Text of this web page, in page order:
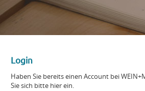
Login
Haben Sie bereits einen Account bei
Sie sich bitte hier ein.